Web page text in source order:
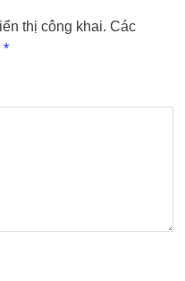
thị công khai. Các
*